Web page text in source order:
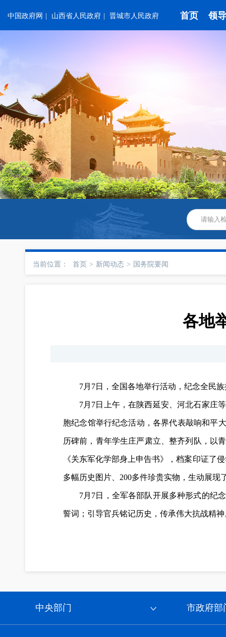
中国政府网 山西省人民政府 晋城市人民政府 首页 领
当前位置： 首页 > 新闻动态 > 国务院要闻
各地
7月7日，全国各地举行活动，纪念全民
7月7日上午，在陕西延安、河北石家庄
胞纪念馆举行纪念活动，各界代表敲响和平
历碑前，青年学生庄严肃立、整齐列队，以
《关东军化学部身上申告书》，档案印证了
多幅历史图片、200多件珍贵实物，生动展
7月7日，全军各部队开展多种形式的纪
誓词；引导官兵铭记历史，传承伟大抗战精神
中央部门 市政府部